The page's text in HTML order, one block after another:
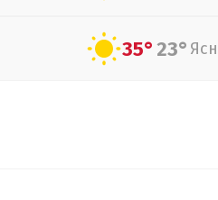
35°23°